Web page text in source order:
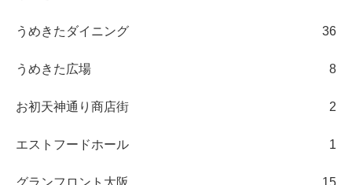
うめきたダイニング 36
うめきた広場 8
お初天神通り商店街 2
エストフードホール 1
グランフロント大阪 15